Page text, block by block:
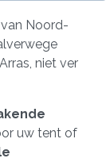
Noord-
niet ver
uw tent of